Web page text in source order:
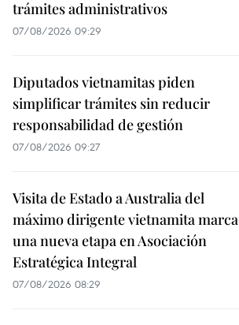
trámites administrativos
07/08/2026 09:29
Diputados vietnamitas piden
simplificar trámites sin reducir
responsabilidad de gestión
07/08/2026 09:27
Visita de Estado a Australia del
máximo dirigente vietnamita marca
una nueva etapa en Asociación
Estratégica Integral
07/08/2026 08:29